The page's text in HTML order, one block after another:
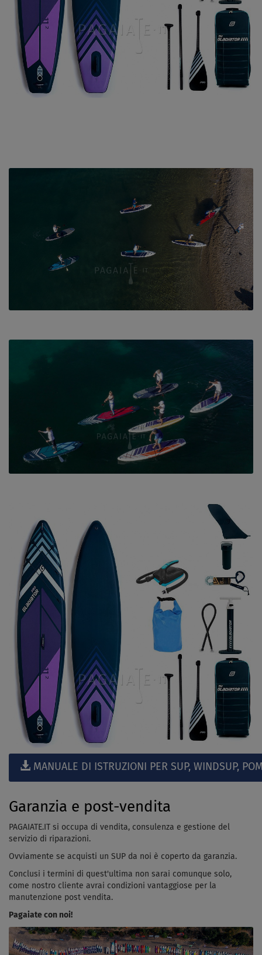
MANUALE DI ISTRUZIONI PER SUP, WINDSUP,
Garanzia e post-vendita
PAGAIATE.IT si occupa di vendita, consulenza e gestione del
servizio di riparazioni.
Ovviamente se acquisti un SUP da noi è coperto da garanzia.
Conclusi i termini di quest'ultima non sarai comunque solo,
come nostro cliente avrai condizioni vantaggiose per la
manutenzione post vendita.
Pagaiate con noi!